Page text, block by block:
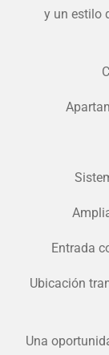
y un estilo
Entrada
Ubicación
Una